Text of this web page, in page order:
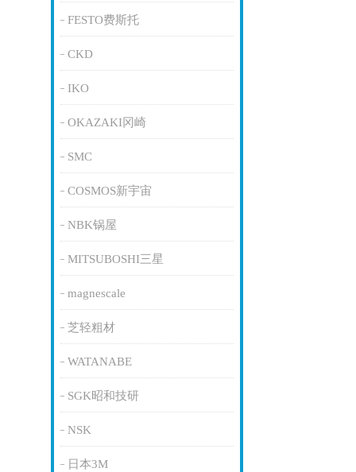
FESTO费斯托
CKD
IKO
OKAZAKI冈崎
SMC
COSMOS新宇宙
NBK锅屋
MITSUBOSHI三星
magnescale
芝轻粗材
WATANABE
SGK昭和技研
NSK
日本3M